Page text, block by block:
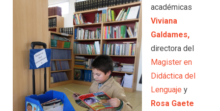
académicas
Viviana
Galdames,
directora del
Magister en
Didáctica del
Lenguaje y
Rosa Gaete